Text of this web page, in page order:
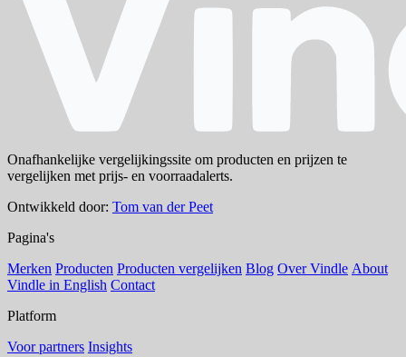
Onafhankelijke vergelijkingssite om producten en prijzen te
vergelijken met prijs- en voorraadalerts.
Ontwikkeld door: Tom van der Peet
Pagina's
Merken Producten Producten vergelijken Blog Over Vindle About
Vindle in English Contact
Platform
Voor partners Insights